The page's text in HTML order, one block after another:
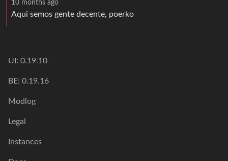
10 months ago
Aqui semos gente decente, poerko
UI: 0.19.10
BE: 0.19.16
Modlog
Legal
Instances